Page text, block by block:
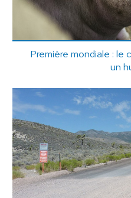
Première mondiale :
un